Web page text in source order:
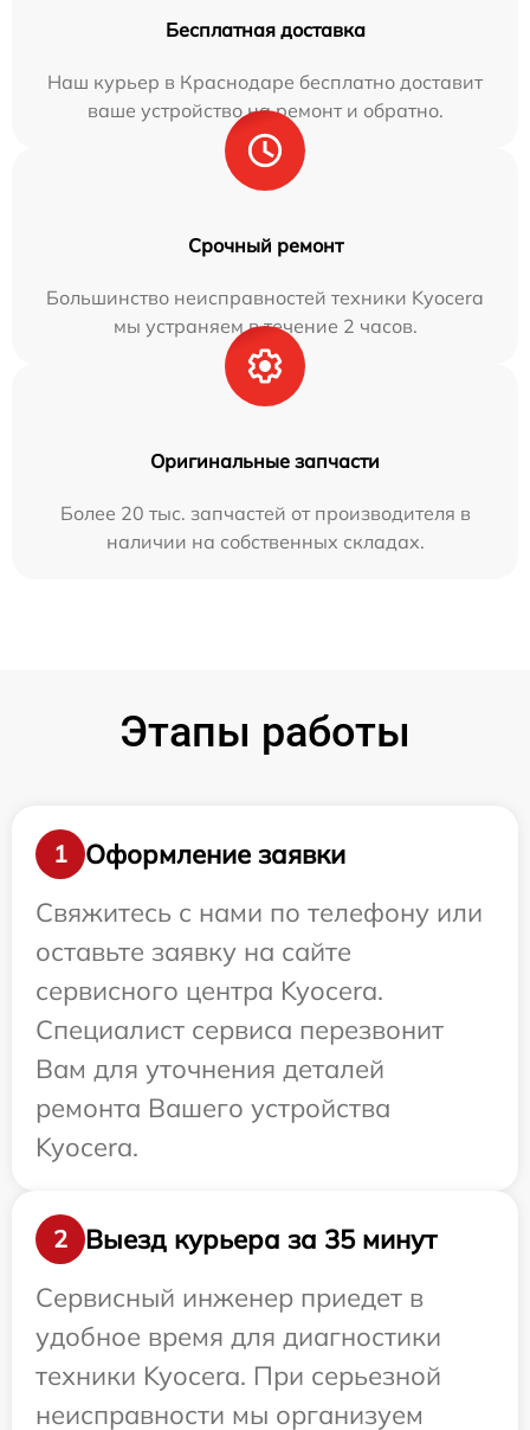
Бесплатная доставка
Наш курьер в Краснодаре бесплатно доставит
ваше устройство на ремонт и обратно.
Срочный ремонт
Большинство неисправностей техники Kyocera
мы устраняем в течение 2 часов.
Оригинальные запчасти
Более 20 тыс. запчастей от производителя в
наличии на собственных складах.
Этапы работы
1
Оформление заявки
Свяжитесь с нами по телефону или
оставьте заявку на сайте
сервисного центра Kyocera.
Специалист сервиса перезвонит
Вам для уточнения деталей
ремонта Вашего устройства
Kyocera.
2
Выезд курьера за 35 минут
Сервисный инженер приедет в
удобное время для диагностики
техники Kyocera. При серьезной
неисправности мы организуем